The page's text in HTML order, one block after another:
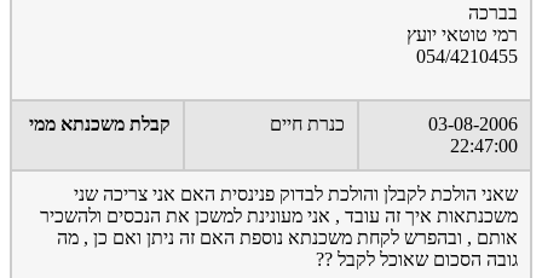
בברכה
רמי טוטאי יועץ
054/4210455
03-08-2006
22:47:00
כנרת חיים קבלת משכנתא ממי
שאני הולכת לקבלן והולכת לבדוק פנינסית האם אני צריכה שני
משכנתאות איך זה עובד , אני מעונינת למשכן את הנכסים ולהשכיר
אותם , ובהפרש לקחת משכנתא נוספת האם זה ניתן ואם כן , מה
גובה הסכום שאוכל לקבל ??